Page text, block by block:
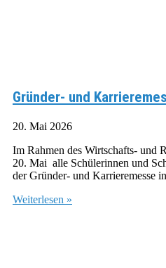
Gründer- und
20. Mai 2026
Im Rahmen des Wirtschafts- und
20. Mai alle Schülerinnen und
der Gründer- und Karrieremesse
Weiterlesen »